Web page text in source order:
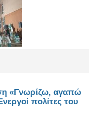
«Γνωρίζω, αγαπώ
πολίτες του